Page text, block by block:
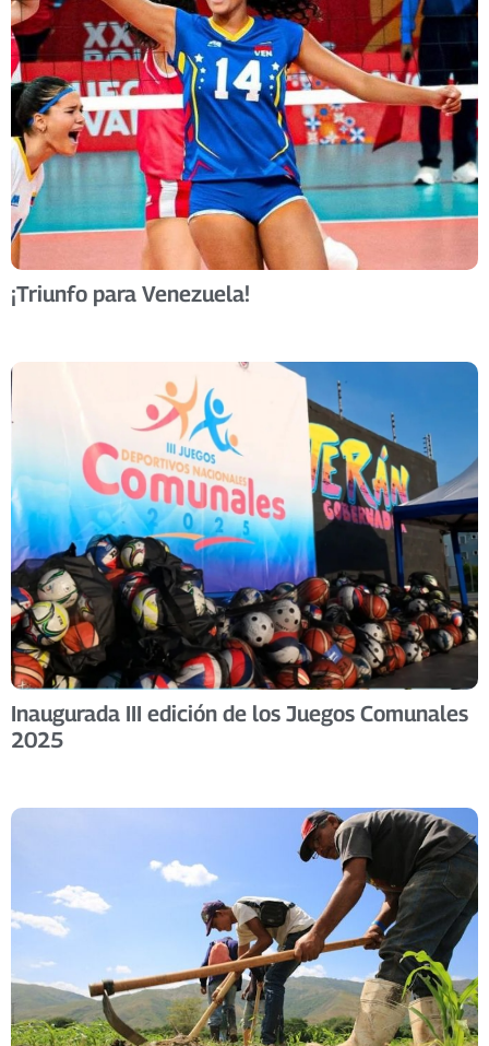
¡Triunfo para Venezuela!
Inaugurada III edición de los Juegos Comunales
2025